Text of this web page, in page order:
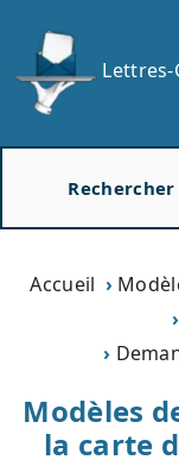
Accueil
Modèles
la carte